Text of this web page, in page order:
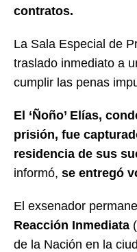
contratos.
La Sala Especial de
traslado inmediato a
cumplir las penas
El ‘Ñoño’ Elías,
prisión, fue
residencia de sus
informó, se entregó
El exsenador
Reacción Inmediata
de la Nación en la